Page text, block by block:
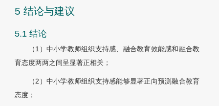
5 结论与建议
5.1 结论
（1）中小学教师组织支持感、融合教育效能感和融合教
育态度两两之间呈显著正相关；
（2）中小学教师组织支持感能够显著正向预测融合教育
态度；